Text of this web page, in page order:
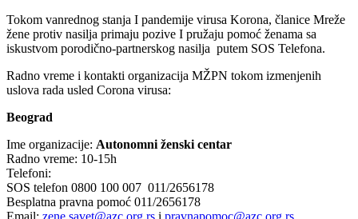
Tokom vanrednog stanja I pandemije virusa Korona, članice Mreže
žene protiv nasilja primaju pozive I pružaju pomoć ženama sa
iskustvom porodično-partnerskog nasilja putem SOS Telefona.
Radno vreme i kontakti organizacija MŽPN tokom izmenjenih
uslova rada usled Corona virusa:
Beograd
Ime organizacije: Autonomni ženski centar
Radno vreme: 10-15h
Telefoni:
SOS telefon 0800 100 007 011/2656178
Besplatna pravna pomoć 011/2656178
Email: zene.savet@azc.org.rs i pravnapomoc@azc.org.rs